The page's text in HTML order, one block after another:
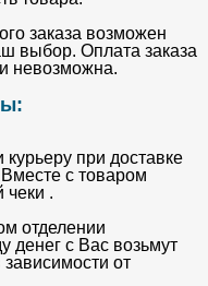
заказа возможен
выбор. Оплата заказа
невозможна.
при доставке
с товаром
чеки .
отделении
денег с Вас возьмут
зависимости от